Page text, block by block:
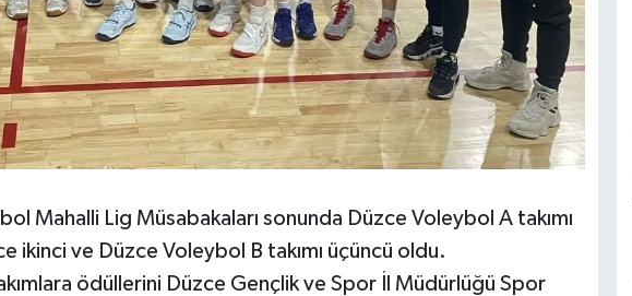
Mahalli Lig Müsabakaları sonunda Düzce Voleybol A takımı
ikinci ve Düzce Voleybol B takımı üçüncü oldu.
ödüllerini Düzce Gençlik ve Spor İl Müdürlüğü Spor